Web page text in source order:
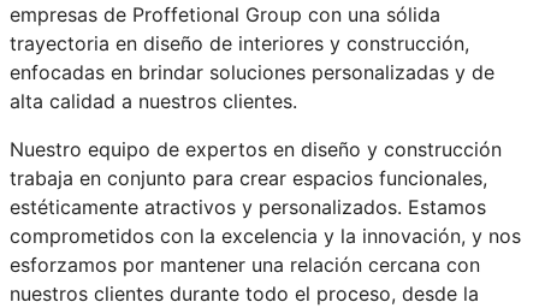
empresas de Proffetional Group con una sólida
trayectoria en diseño de interiores y construcción,
enfocadas en brindar soluciones personalizadas y de
alta calidad a nuestros clientes.
Nuestro equipo de expertos en diseño y construcción
trabaja en conjunto para crear espacios funcionales,
estéticamente atractivos y personalizados. Estamos
comprometidos con la excelencia y la innovación, y nos
esforzamos por mantener una relación cercana con
nuestros clientes durante todo el proceso, desde la